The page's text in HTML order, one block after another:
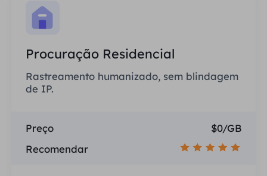
Procuração Residencial
Rastreamento humanizado, sem blindagem
de IP.
Preço
$0/GB
Recomendar